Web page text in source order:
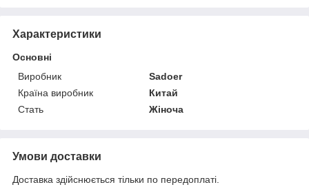
Характеристики
Основні
Виробник
Sadoer
Країна виробник
Китай
Стать
Жіноча
Умови доставки
Доставка здійснюється тільки по передоплаті.